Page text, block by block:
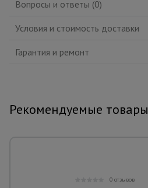
Вопросы и ответы (0)
Условия и стоимость доставки
Гарантия и ремонт
Рекомендуемые товары
0 отзывов